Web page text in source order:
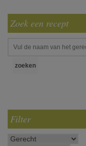
Zoek een recept
Filter